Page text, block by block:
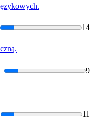
14
9
11